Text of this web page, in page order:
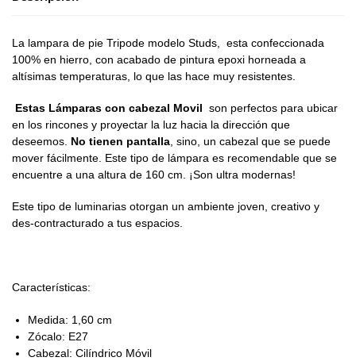
La lampara de pie Tripode modelo Studs, esta confeccionada
100% en hierro, con acabado de pintura epoxi horneada a
altísimas temperaturas, lo que las hace muy resistentes.
Estas Lámparas con cabezal Movil son perfectos para ubicar
en los rincones y proyectar la luz hacia la dirección que
deseemos. No tienen pantalla , sino, un cabezal que se puede
mover fácilmente. Este tipo de lámpara es recomendable que se
encuentre a una altura de 160 cm. ¡Son ultra modernas!
Este tipo de luminarias otorgan un ambiente joven, creativo y
des-contracturado a tus espacios.
Características:
Medida: 1,60 cm
Zócalo: E27
Cabezal: Cilíndrico Móvil